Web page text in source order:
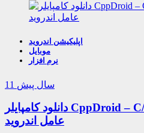
اپلیکیشن اندروید
موبایل
نرم افزار
11 سال پیش
دانلود کامپایلر CppDroid – C/C++ IDE برای سیستم
عامل اندروید